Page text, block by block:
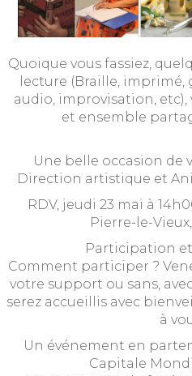
Quoique vous fassiez,
lecture (Braille, imprimé,
audio, improvisation, etc),
et ensemble
Une belle occasion de
Direction artistique et
RDV, jeudi 23 mai à
Pierre-le-
Participation
Comment participer ?
votre support ou sans,
serez accueillis avec
à
Un événement en
Capitale